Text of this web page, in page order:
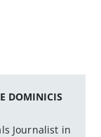
DOMINICIS
Journalist in